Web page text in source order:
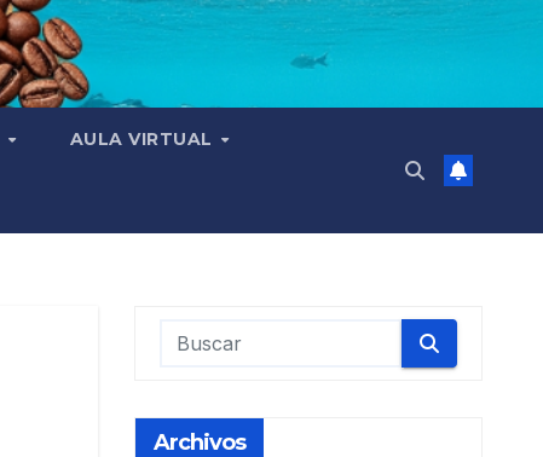
AULA VIRTUAL
Archivos